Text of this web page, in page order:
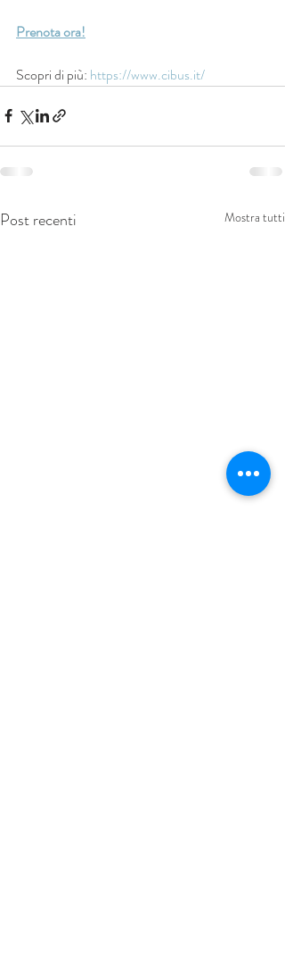
Prenota ora!
Scopri di più: https://www.cibus.it/
Post recenti Mostra tutti